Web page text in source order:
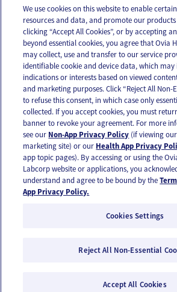
Email Text
OUR APPS
FOLLOW US
© 2026 Ovia Health by Labcorp
healthcare provider if you need medical care or advice.
We use cookies on this website to enable
resources and data, and promote our products
clicking “Accept All Cookies”, or by accepting
beyond essential cookies, you agree that Ovia
may collect, use and transfer to our service
identifiable cookie and device data, which
indications or interests based on viewed
and marketing purposes. Click “Reject All Non-
to refuse this consent, in which case only
collected. If you accept cookies, you must
banner to revoke your agreement. For more
see our Non-App Privacy Policy (if viewing
marketing site) or our Health App Privacy
app topic pages). By accessing or using the
Labcorp website or applications, you
understand and agree to be bound by the
App Privacy Policy.
Cookies Settings
Reject All Non-Essential
Accept All Cookies